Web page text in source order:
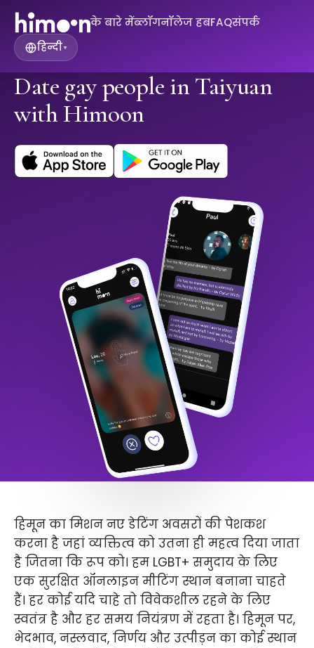
के बारे मेंब्लॉगनॉलेज हबFAQसंपर्क
हिन्दी▾
Date gay people in Taiyuan
with Himoon
हिमून का मिशन नए डेटिंग अवसरों की पेशकश
करना है जहां व्यक्तित्व को उतना ही महत्व दिया जाता
है जितना कि रूप को। हम LGBT+ समुदाय के लिए
एक सुरक्षित ऑनलाइन मीटिंग स्थान बनाना चाहते
हैं। हर कोई यदि चाहे तो विवेकशील रहने के लिए
स्वतंत्र है और हर समय नियंत्रण में रहता है। हिमून पर,
भेदभाव, नस्लवाद, निर्णय और उत्पीड़न का कोई स्थान